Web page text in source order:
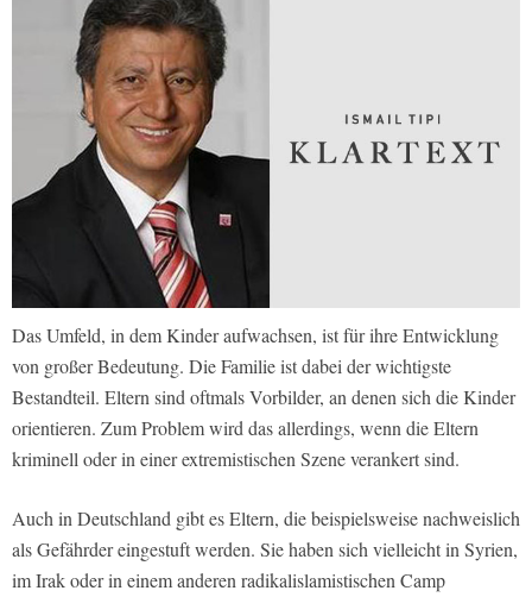
Das Umfeld, in dem Kinder aufwachsen, ist für ihre Entwicklung
von großer Bedeutung. Die Familie ist dabei der wichtigste
Bestandteil. Eltern sind oftmals Vorbilder, an denen sich die Kinder
orientieren. Zum Problem wird das allerdings, wenn die Eltern
kriminell oder in einer extremistischen Szene verankert sind.
Auch in Deutschland gibt es Eltern, die beispielsweise nachweislich
als Gefährder eingestuft werden. Sie haben sich vielleicht in Syrien,
im Irak oder in einem anderen radikalislamistischen Camp